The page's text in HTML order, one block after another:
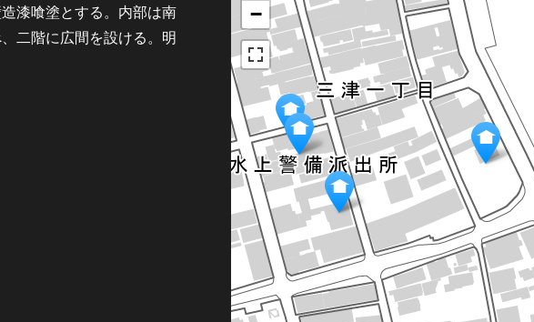
漆喰塗とする。内部は南
二階に広間を設ける。明
−